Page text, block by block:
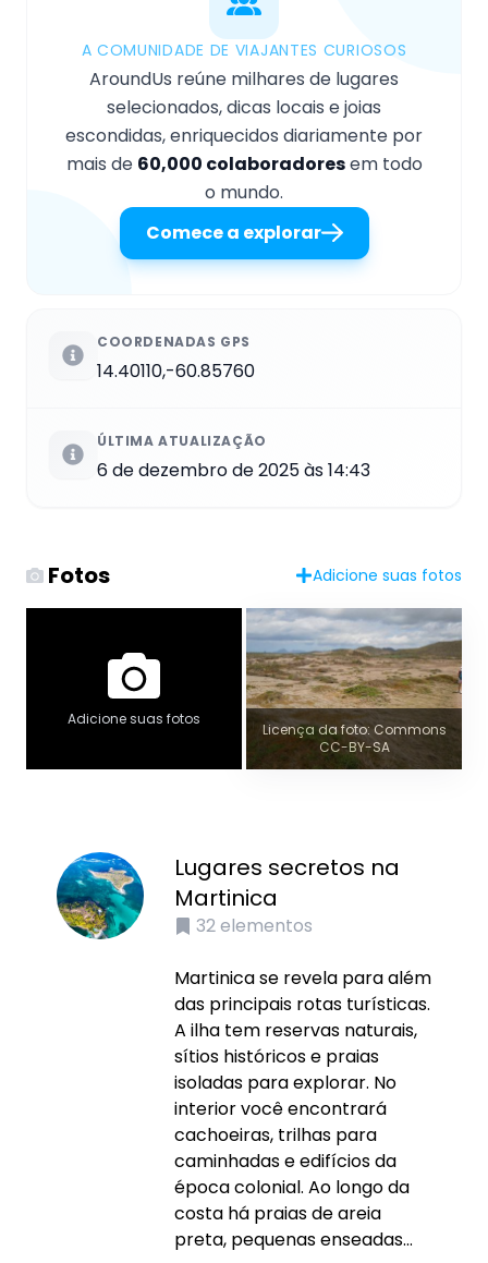
A COMUNIDADE DE VIAJANTES CURIOSOS
AroundUs reúne milhares de lugares
selecionados, dicas locais e joias
escondidas, enriquecidos diariamente por
mais de 60,000 colaboradoresem todo
o mundo.
Comece a explorar
COORDENADAS GPS
14.40110,-60.85760
ÚLTIMA ATUALIZAÇÃO
6 de dezembro de 2025 às 14:43
Fotos Adicione suas fotos
Adicione suas fotos
Licença da foto: Commons
CC-BY-SA
Lugares secretos na
Martinica
32elementos
Martinica se revela para além
das principais rotas turísticas.
A ilha tem reservas naturais,
sítios históricos e praias
isoladas para explorar. No
interior você encontrará
cachoeiras, trilhas para
caminhadas e edifícios da
época colonial. Ao longo da
costa há praias de areia
preta, pequenas enseadas...